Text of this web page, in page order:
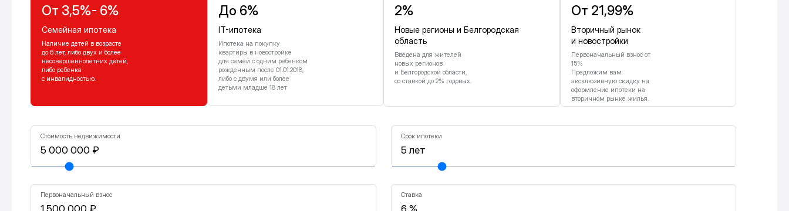
От 3,5%- 6%
Семейная ипотека
Наличие детей в возрасте
до 6 лет, либо двух и более
несовершеннолетних детей,
либо ребенка
с инвалидностью.
До 6%
IT-ипотека
Ипотека на покупку
квартиры в новостройке
для семей с одним ребенком
рожденным после 01.01.2018,
либо с двумя или более
детьми младше 18 лет
2%
Новые регионы и Белгородская
область
Введена для жителей
новых регионов
и Белгородской области,
со ставкой до 2% годовых.
От 21,99%
Вторичный рынок
и новостройки
Первоначальный взнос от
15%
Предложим вам
эксклюзивную скидку на
оформление ипотеки на
вторичном рынке жилья.
Стоимость недвижимости Срок ипотеки
Первоначальный взнос Ставка